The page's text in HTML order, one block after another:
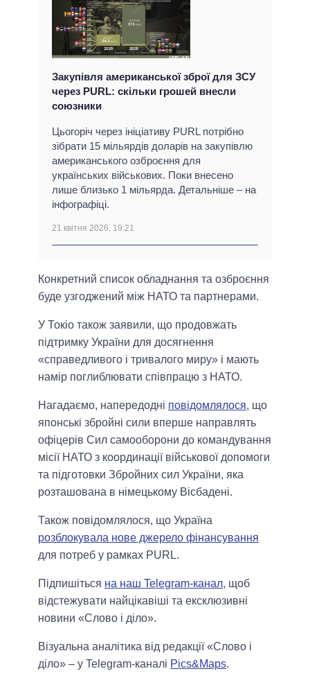
Закупівля американської зброї для ЗСУ
через PURL: скільки грошей внесли
союзники
Цьогоріч через ініціативу PURL потрібно
зібрати 15 мільярдів доларів на закупівлю
американського озброєння для
українських військових. Поки внесено
лише близько 1 мільярда. Детальніше – на
інфографіці.
21 квітня 2026, 19:21
Конкретний список обладнання та озброєння
буде узгоджений між НАТО та партнерами.
У Токіо також заявили, що продовжать
підтримку України для досягнення
«справедливого і тривалого миру» і мають
намір поглиблювати співпрацю з НАТО.
Нагадаємо, напередодні повідомлялося, що
японські збройні сили вперше направлять
офіцерів Сил самооборони до командування
місії НАТО з координації військової допомоги
та підготовки Збройних сил України, яка
розташована в німецькому Вісбадені.
Також повідомлялося, що Україна
розблокувала нове джерело фінансування
для потреб у рамках PURL.
Підпишіться на наш Telegram-канал, щоб
відстежувати найцікавіші та ексклюзивні
новини «Слово і діло».
Візуальна аналітика від редакції «Слово і
діло» – у Telegram-каналі Pics&Maps.